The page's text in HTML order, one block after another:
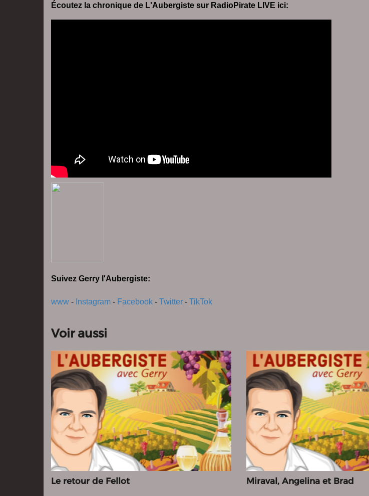
Écoutez la chronique de L'Aubergiste sur RadioPirate LIVE ici:
Suivez Gerry l'Aubergiste:
www - Instagram - Facebook - Twitter - TikTok
Voir aussi
Le retour de Fellot Miraval, Angelina et Brad